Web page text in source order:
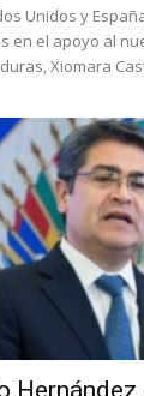
Unidos y
en el apoyo al
Xiomara